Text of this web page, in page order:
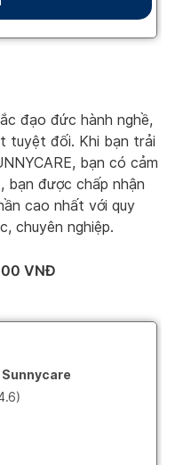
đạo đức hành nghề,
tuyệt đối. Khi bạn trải
bạn có cảm
bạn được chấp nhận
cao nhất với quy
chuyên nghiệp.
VNĐ